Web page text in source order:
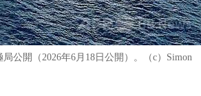
公開（2026年6月18日公開）。（c）Simon